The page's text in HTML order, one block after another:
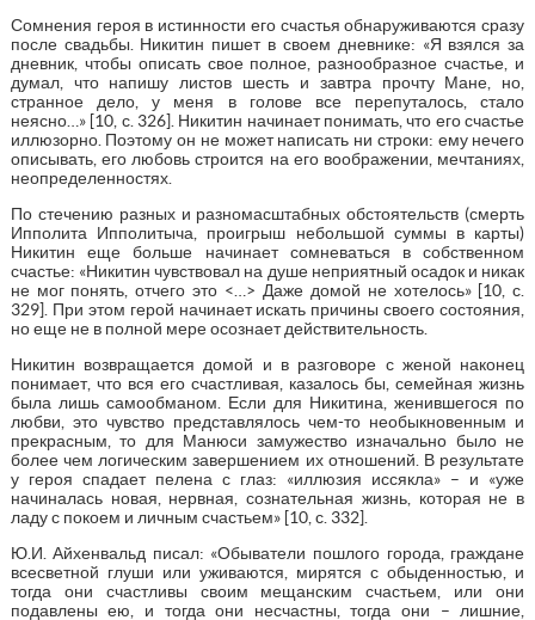
Сомнения героя в истинности его счастья обнаруживаются сразу
после свадьбы. Никитин пишет в своем дневнике: «Я взялся за
дневник, чтобы описать свое полное, разнообразное счастье, и
думал, что напишу листов шесть и завтра прочту Мане, но,
странное дело, у меня в голове все перепуталось, стало
неясно…» [10, с. 326]. Никитин начинает понимать, что его счастье
иллюзорно. Поэтому он не может написать ни строки: ему нечего
описывать, его любовь строится на его воображении, мечтаниях,
неопределенностях.
По стечению разных и разномасштабных обстоятельств (смерть
Ипполита Ипполитыча, проигрыш небольшой суммы в карты)
Никитин еще больше начинает сомневаться в собственном
счастье: «Никитин чувствовал на душе неприятный осадок и никак
не мог понять, отчего это <…> Даже домой не хотелось» [10, с.
329]. При этом герой начинает искать причины своего состояния,
но еще не в полной мере осознает действительность.
Никитин возвращается домой и в разговоре с женой наконец
понимает, что вся его счастливая, казалось бы, семейная жизнь
была лишь самообманом. Если для Никитина, женившегося по
любви, это чувство представлялось чем-то необыкновенным и
прекрасным, то для Манюси замужество изначально было не
более чем логическим завершением их отношений. В результате
у героя спадает пелена с глаз: «иллюзия иссякла» – и «уже
начиналась новая, нервная, сознательная жизнь, которая не в
ладу с покоем и личным счастьем» [10, с. 332].
Ю.И. Айхенвальд писал: «Обыватели пошлого города, граждане
всесветной глуши или уживаются, мирятся с обыденностью, и
тогда они счастливы своим мещанским счастьем, или они
подавлены ею, и тогда они несчастны, тогда они – лишние,